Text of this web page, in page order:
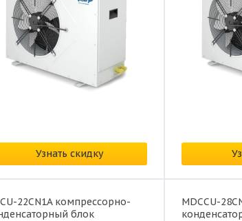
Узнать скидку
22CN1A компрессорно-
блок
MDCCU-